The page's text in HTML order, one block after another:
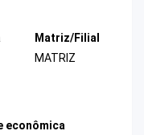
Matriz/Filial
MATRIZ
econômica